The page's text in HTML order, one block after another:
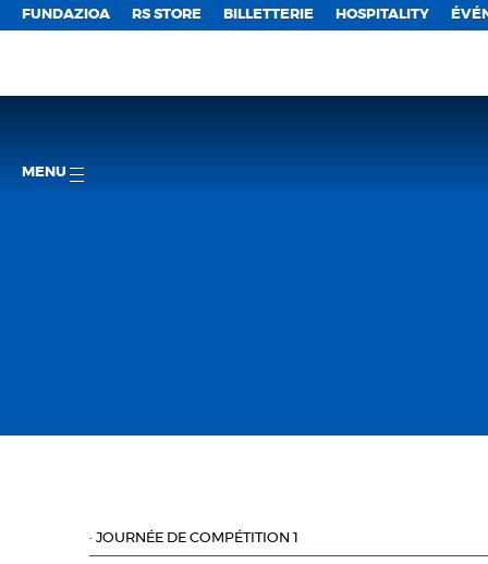
FUNDAZIOA RS STORE BILLETTERIE HOSPITALITY
MENU
· JOURNÉE DE COMPÉTITION 1